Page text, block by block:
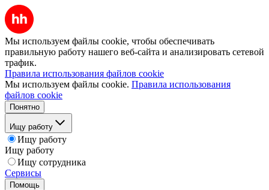
Мы используем файлы cookie, чтобы обеспечивать
правильную работу нашего веб-сайта и анализировать сетевой
трафик.
Правила использования файлов cookie
Мы используем файлы cookie. Правила использования
файлов cookie
Понятно
Ищу работу
Ищу работу
Ищу работу
Ищу сотрудника
Сервисы
Помощь